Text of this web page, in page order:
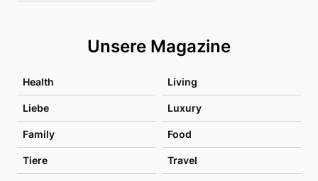
Unsere Magazine
Health Living
Liebe Luxury
Family Food
Tiere Travel